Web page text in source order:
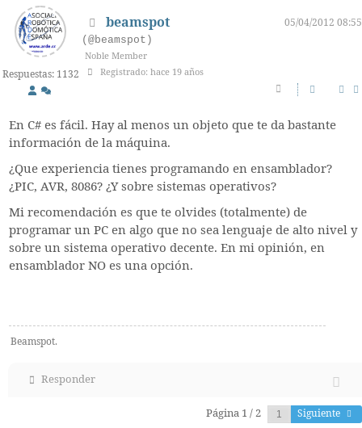
Respuestas: 1132
beamspot
05/04/2012 08:55
(@beamspot)
Noble Member
Registrado: hace 19 años
En C# es fácil. Hay al menos un objeto que te da bastante
información de la máquina.
¿Que experiencia tienes programando en ensamblador?
¿PIC, AVR, 8086? ¿Y sobre sistemas operativos?
Mi recomendación es que te olvides (totalmente) de
programar un PC en algo que no sea lenguaje de alto nivel y
sobre un sistema operativo decente. En mi opinión, en
ensamblador NO es una opción.
Beamspot.
Responder
Página 1 / 2 Siguiente